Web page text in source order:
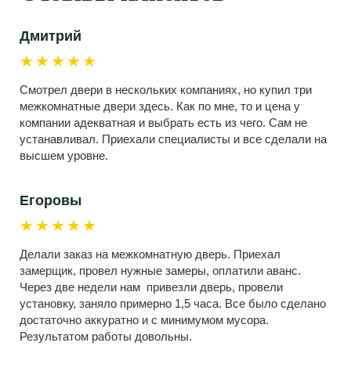
Дмитрий
★★★★★
Смотрел двери в нескольких компаниях, но купил три
межкомнатные двери здесь. Как по мне, то и цена у
компании адекватная и выбрать есть из чего. Сам не
устанавливал. Приехали специалисты и все сделали на
высшем уровне.
Егоровы
★★★★★
Делали заказ на межкомнатную дверь. Приехал
замерщик, провел нужные замеры, оплатили аванс.
Через две недели нам привезли дверь, провели
установку, заняло примерно 1,5 часа. Все было сделано
достаточно аккуратно и с минимумом мусора.
Результатом работы довольны.